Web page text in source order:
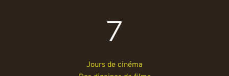
7
Jours de cinéma